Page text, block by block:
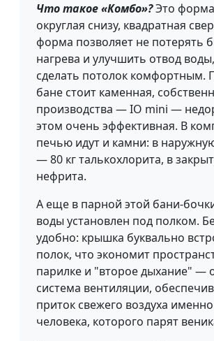
Что такое «Комбо»?Это
округлая снизу, квадратная
форма позволяет не потерять
нагрева и улучшить отвод
сделать потолок комфортным.
бане стоит каменная,
производства — IO mini —
этом очень эффективная. В
печью идут и камни: в
— 80 кг талькохлорита, в
нефрита.
А еще в парной этой бани-
воды установлен под полком.
удобно: крышка буквально
полок, что экономит
парилке и "второе дыхание" —
система вентиляции,
приток свежего воздуха
человека, которого парят